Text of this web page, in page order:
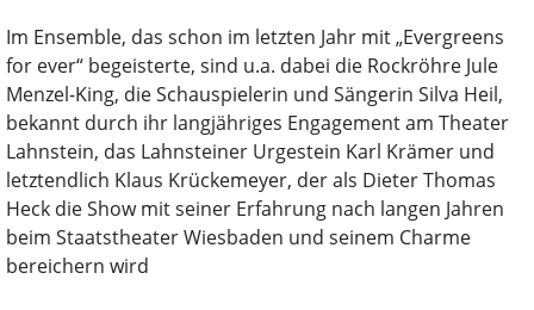
Im Ensemble, das schon im letzten Jahr mit „Evergreens
for ever“ begeisterte, sind u.a. dabei die Rockröhre Jule
Menzel-King, die Schauspielerin und Sängerin Silva Heil,
bekannt durch ihr langjähriges Engagement am Theater
Lahnstein, das Lahnsteiner Urgestein Karl Krämer und
letztendlich Klaus Krückemeyer, der als Dieter Thomas
Heck die Show mit seiner Erfahrung nach langen Jahren
beim Staatstheater Wiesbaden und seinem Charme
bereichern wird